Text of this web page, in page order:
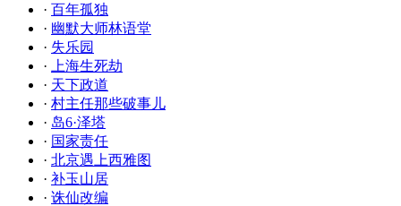
· 百年孤独
· 幽默大师林语堂
· 失乐园
·
上海生死劫
· 天下政道
· 村主任那些破事儿
· 岛6·泽塔
· 国家责任
· 北京遇上西雅图
· 补玉山居
· 诛仙改编